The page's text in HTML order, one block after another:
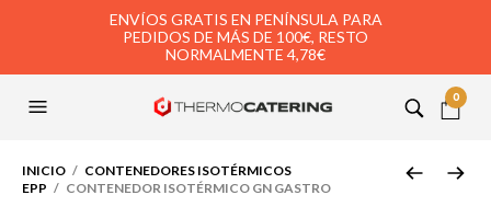
ENVÍOS GRATIS EN PENÍNSULA PARA
PEDIDOS DE MÁS DE 100€, RESTO
NORMALMENTE 4,78€
0
INICIO / CONTENEDORES ISOTÉRMICOS
EPP / CONTENEDOR ISOTÉRMICO GN GASTRO